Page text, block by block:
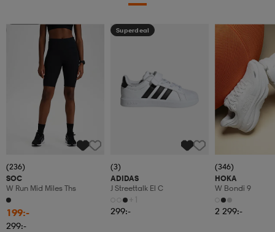
(236)
SOC
W Run Mid Miles Ths
199:-
299:-
Superdeal
(3)
ADIDAS
J Streettalk El C
+1
299:-
(346)
HOKA
W Bondi 9
2 299:-